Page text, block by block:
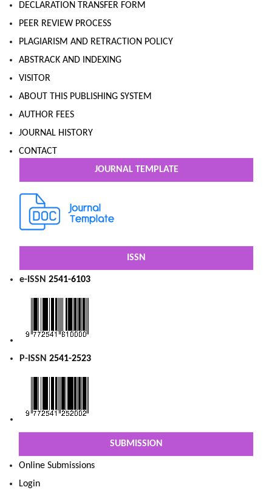
DECLARATION TRANSFER FORM
PEER REVIEW PROCESS
PLAGIARISM AND RETRACTION POLICY
ABSTRACK AND INDEXING
VISITOR
ABOUT THIS PUBLISHING SYSTEM
AUTHOR FEES
JOURNAL HISTORY
CONTACT
JOURNAL TEMPLATE
ISSN
e-ISSN 2541-6103
P-ISSN 2541-2523
SUBMISSION
Online Submissions
Login